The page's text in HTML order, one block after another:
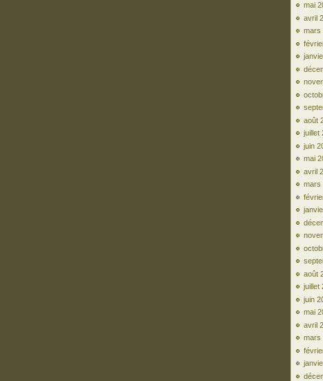
mai
avril
mars
août
juillet
juin
mai
avril
mars
août
juillet
juin
mai
avril
mars